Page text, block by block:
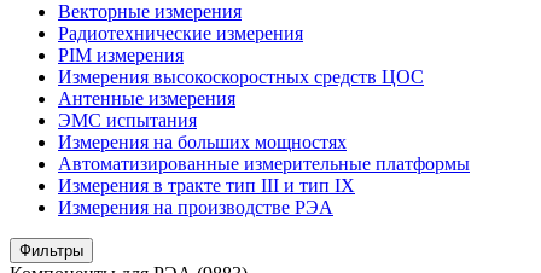
Векторные измерения
Радиотехнические измерения
PIM измерения
Измерения высокоскоростных средств ЦОС
Антенные измерения
ЭМС испытания
Измерения на больших мощностях
Автоматизированные измерительные платформы
Измерения в тракте тип III и тип IX
Измерения на производстве РЭА
Фильтры